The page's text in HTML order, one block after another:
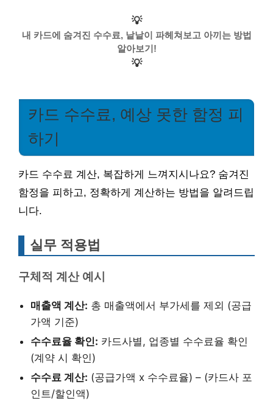
💡
내 카드에 숨겨진 수수료, 낱낱이 파헤쳐보고 아끼는 방법
알아보기!
💡
카드 수수료, 예상 못한 함정 피
하기
카드 수수료 계산, 복잡하게 느껴지시나요? 숨겨진
함정을 피하고, 정확하게 계산하는 방법을 알려드립
니다.
실무 적용법
구체적 계산 예시
매출액 계산: 총 매출액에서 부가세를 제외 (공급
가액 기준)
수수료율 확인: 카드사별, 업종별 수수료율 확인
(계약 시 확인)
수수료 계산: (공급가액 x 수수료율) – (카드사 포
인트/할인액)